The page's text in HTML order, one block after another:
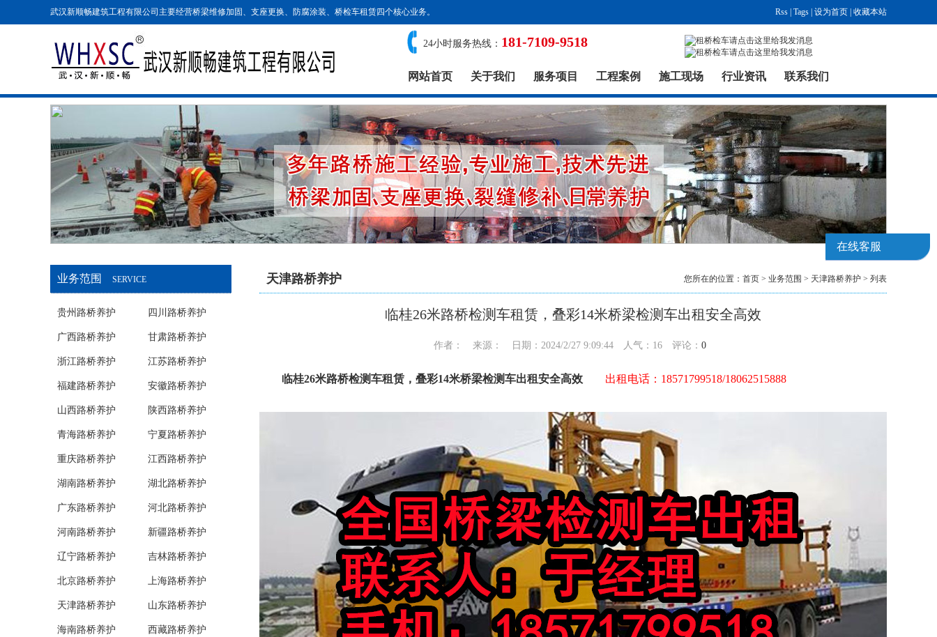
武汉新顺畅建筑工程有限公司主要经营桥梁维修加固、支座更换、防腐涂装、桥检车租赁四个核心业务。 Rss Tags 设为首页 收藏本站
24小时服务热线： 181-7109-9518
网站首页 关于我们 服务项目 工程案例 施工现场 行业资讯 联系我们
业务范围 SERVICE
贵州路桥养护 四川路桥养护
广西路桥养护 甘肃路桥养护
浙江路桥养护 江苏路桥养护
福建路桥养护 安徽路桥养护
山西路桥养护 陕西路桥养护
青海路桥养护 宁夏路桥养护
重庆路桥养护 江西路桥养护
湖南路桥养护 湖北路桥养护
广东路桥养护 河北路桥养护
河南路桥养护 新疆路桥养护
辽宁路桥养护 吉林路桥养护
北京路桥养护 上海路桥养护
天津路桥养护 山东路桥养护
海南路桥养护 西藏路桥养护
您所在的位置： 首页 > 业务范围 > 天津路桥养护 > 列表
天津路桥养护
临桂26米路桥检测车租赁，叠彩14米桥梁检测车出租安全高效
作者： 来源： 日期：2024/2/27 9:09:44 人气： 16评论： 0
临桂26米路桥检测车租赁，叠彩14米桥梁检测车出租安全高效 出租电话：18571799518/18062515888
在线客服